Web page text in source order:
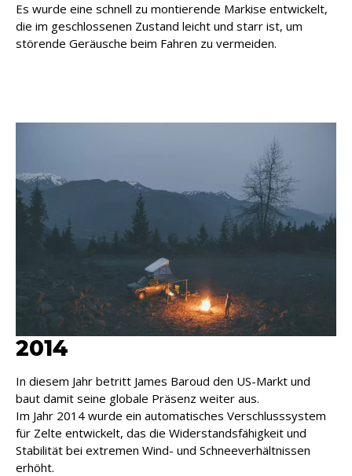
Es wurde eine schnell zu montierende Markise entwickelt,
die im geschlossenen Zustand leicht und starr ist, um
störende Geräusche beim Fahren zu vermeiden.
2014
In diesem Jahr betritt James Baroud den US-Markt und
baut damit seine globale Präsenz weiter aus.
Im Jahr 2014 wurde ein automatisches Verschlusssystem
für Zelte entwickelt, das die Widerstandsfähigkeit und
Stabilität bei extremen Wind- und Schneeverhältnissen
erhöht.